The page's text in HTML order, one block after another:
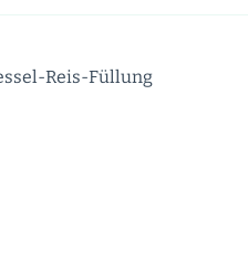
Reis-Füllung